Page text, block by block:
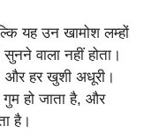
यह उन खामोश लम्हों
वाला नहीं होता।
और हर खुशी अधूरी।
हो जाता है, और
है।